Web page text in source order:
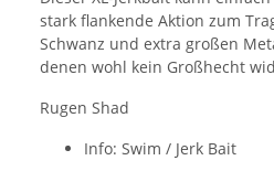
stark flankende Aktion zum
Schwanz und extra großen
denen wohl kein Großhecht
Rugen Shad
Info: Swim / Jerk Bait